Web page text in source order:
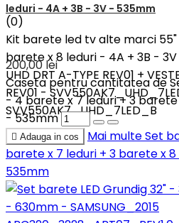
leduri - 4A + 3B - 3V - 535mm
(0)
Kit barete led tv alte marci
barete x 8 leduri - 4A + 3B -
UHD DRT A-TYPE REV01 +
REV01 -
SVV550AK7_UHD_7LED_B
200,00 lei
Caseta pentru cantitatea de
- 4 barete x 7 leduri + 3
- 535mm
 Adauga in cos Mai multeSet
barete x 7 leduri + 3 barete x
535mm